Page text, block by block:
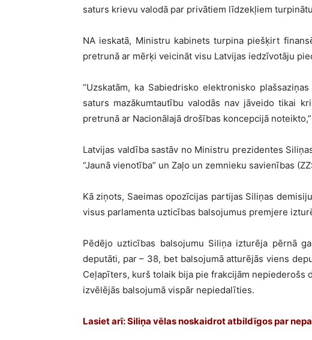
saturs krievu valodā par privātiem līdzekļiem
NA ieskatā, Ministru kabinets turpina piešķirt
pretrunā ar mērķi veicināt visu Latvijas iedzīvotāju
“Uzskatām, ka Sabiedrisko elektronisko
saturs mazākumtautību valodās nav jāveido tikai
pretrunā ar Nacionālajā drošības koncepcijā
Latvijas valdība sastāv no Ministru prezidentes
“Jaunā vienotība” un Zaļo un zemnieku savienības
Kā ziņots, Saeimas opozīcijas partijas Siliņas
visus parlamenta uzticības balsojumus premjere
Pēdējo uzticības balsojumu Siliņa izturēja pērnā
deputāti, par – 38, bet balsojumā atturējās viens
Ceļapīters, kurš tolaik bija pie frakcijām nepiederošs
izvēlējās balsojumā vispār nepiedalīties.
Lasiet arī:Siliņa vēlas noskaidrot atbildīgos par